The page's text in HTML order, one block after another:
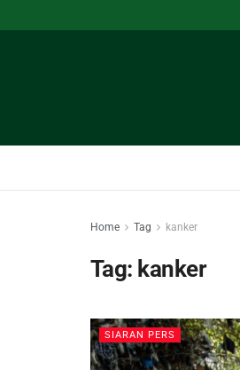
Home Tag kanker
Tag: kanker
SIARAN PERS